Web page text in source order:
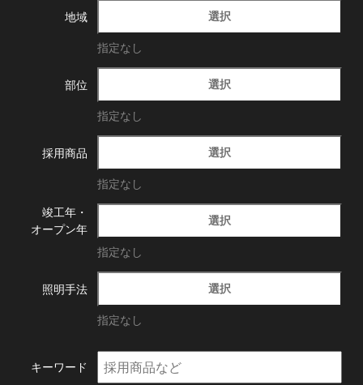
地域 選択
指定なし
部位 選択
指定なし
採用商品 選択
指定なし
竣工年・
オープン年
選択
指定なし
照明手法 選択
指定なし
キーワード